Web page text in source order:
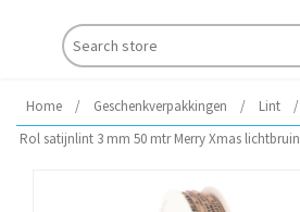
Home / Geschenkverpakkingen / Lint /
Rol satijnlint 3 mm 50 mtr Merry Xmas lichtbruin